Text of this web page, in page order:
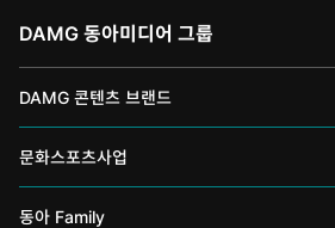
DAMG 동아미디어 그룹
DAMG 콘텐츠 브랜드
채널A
스포츠동아
문화스포츠사업
동아 신춘문예
동아 Family